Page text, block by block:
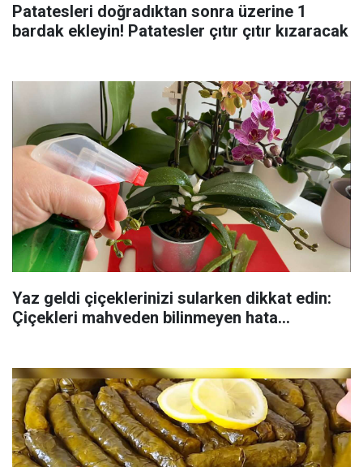
Patatesleri doğradıktan sonra üzerine 1
bardak ekleyin! Patatesler çıtır çıtır kızaracak
Yaz geldi çiçeklerinizi sularken dikkat edin:
Çiçekleri mahveden bilinmeyen hata...